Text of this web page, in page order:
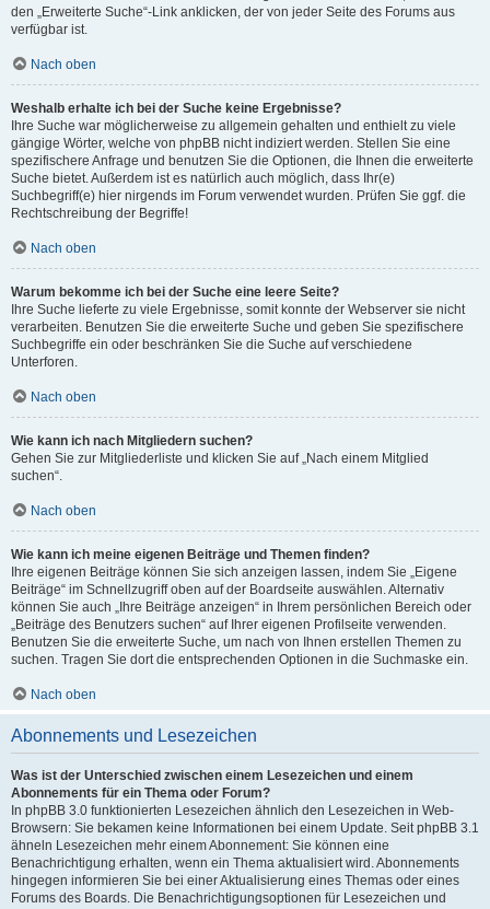
den „Erweiterte Suche“-Link anklicken, der von jeder Seite des Forums aus
verfügbar ist.
Nach oben
Weshalb erhalte ich bei der Suche keine Ergebnisse?
Ihre Suche war möglicherweise zu allgemein gehalten und enthielt zu viele
gängige Wörter, welche von phpBB nicht indiziert werden. Stellen Sie eine
spezifischere Anfrage und benutzen Sie die Optionen, die Ihnen die erweiterte
Suche bietet. Außerdem ist es natürlich auch möglich, dass Ihr(e)
Suchbegriff(e) hier nirgends im Forum verwendet wurden. Prüfen Sie ggf. die
Rechtschreibung der Begriffe!
Nach oben
Warum bekomme ich bei der Suche eine leere Seite?
Ihre Suche lieferte zu viele Ergebnisse, somit konnte der Webserver sie nicht
verarbeiten. Benutzen Sie die erweiterte Suche und geben Sie spezifischere
Suchbegriffe ein oder beschränken Sie die Suche auf verschiedene
Unterforen.
Nach oben
Wie kann ich nach Mitgliedern suchen?
Gehen Sie zur Mitgliederliste und klicken Sie auf „Nach einem Mitglied
suchen“.
Nach oben
Wie kann ich meine eigenen Beiträge und Themen finden?
Ihre eigenen Beiträge können Sie sich anzeigen lassen, indem Sie „Eigene
Beiträge“ im Schnellzugriff oben auf der Boardseite auswählen. Alternativ
können Sie auch „Ihre Beiträge anzeigen“ in Ihrem persönlichen Bereich oder
„Beiträge des Benutzers suchen“ auf Ihrer eigenen Profilseite verwenden.
Benutzen Sie die erweiterte Suche, um nach von Ihnen erstellen Themen zu
suchen. Tragen Sie dort die entsprechenden Optionen in die Suchmaske ein.
Nach oben
Abonnements und Lesezeichen
Was ist der Unterschied zwischen einem Lesezeichen und einem
Abonnements für ein Thema oder Forum?
In phpBB 3.0 funktionierten Lesezeichen ähnlich den Lesezeichen in Web-
Browsern: Sie bekamen keine Informationen bei einem Update. Seit phpBB 3.1
ähneln Lesezeichen mehr einem Abonnement: Sie können eine
Benachrichtigung erhalten, wenn ein Thema aktualisiert wird. Abonnements
hingegen informieren Sie bei einer Aktualisierung eines Themas oder eines
Forums des Boards. Die Benachrichtigungsoptionen für Lesezeichen und